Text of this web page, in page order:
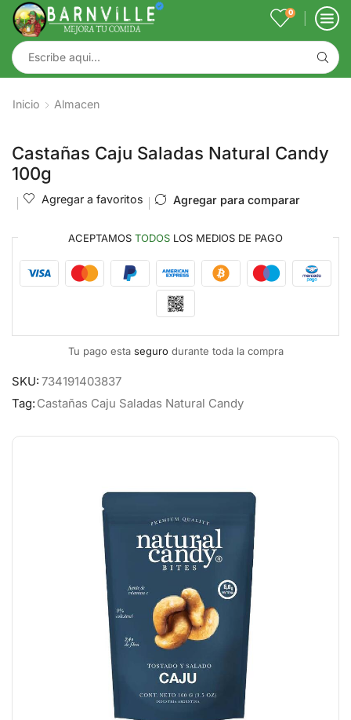
0
Inicio Almacen
Castañas Caju Saladas Natural Candy
100g
Agregar a favoritos Agregar para comparar
ACEPTAMOS TODOS LOS MEDIOS DE PAGO
Tu pago esta segurodurante toda la compra
SKU: 734191403837
Tag: Castañas Caju Saladas Natural Candy